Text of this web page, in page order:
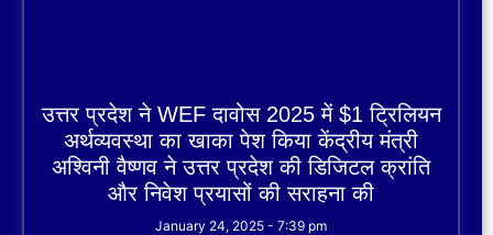
उत्तर प्रदेश ने WEF दावोस 2025 में $1 ट्रिलियन
अर्थव्यवस्था का खाका पेश किया केंद्रीय मंत्री
अश्विनी वैष्णव ने उत्तर प्रदेश की डिजिटल क्रांति
और निवेश प्रयासों की सराहना की
January 24, 2025 7:39 pm